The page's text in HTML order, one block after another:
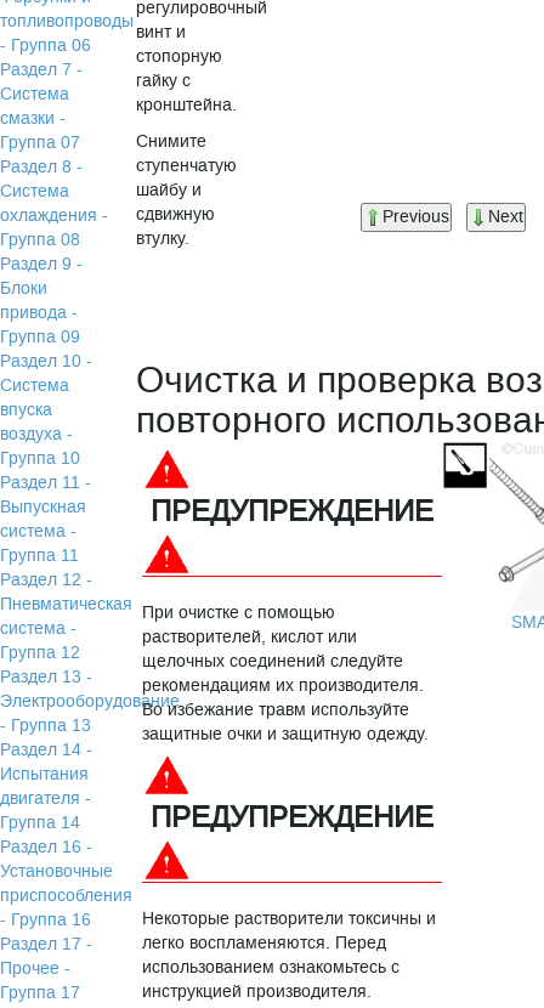
топливопроводы
- Группа 06
Раздел 7 -
Система
смазки -
Группа 07
Раздел 8 -
Система
охлаждения -
Группа 08
Раздел 9 -
Блоки
привода -
Группа 09
Раздел 10 -
Система
впуска
воздуха -
Группа 10
Раздел 11 -
Выпускная
система -
Группа 11
Раздел 12 -
Пневматическая
система -
Группа 12
Раздел 13 -
Электрооборудование
- Группа 13
Раздел 14 -
Испытания
двигателя -
Группа 14
Раздел 16 -
Установочные
приспособления
- Группа 16
Раздел 17 -
Прочее -
Группа 17
регулировочный
винт и
стопорную
гайку с
кронштейна.
Снимите
ступенчатую
шайбу и
сдвижную
втулку.
Previous Next
Очистка и проверка
повторного
ПРЕДУПРЕЖДЕНИЕ
При очистке с помощью
растворителей, кислот или
щелочных соединений следуйте
рекомендациям их производителя.
Во избежание травм используйте
защитные очки и защитную одежду.
ПРЕДУПРЕЖДЕНИЕ
Некоторые растворители токсичны и
легко воспламеняются. Перед
использованием ознакомьтесь с
инструкцией производителя.